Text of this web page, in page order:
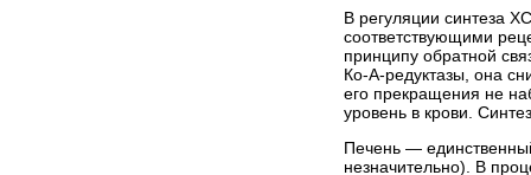
В регуляции синтеза
соответствующими
принципу обратной
Ко-А-редуктазы, она
его прекращения не
уровень в крови.
Печень —
незначительно). В